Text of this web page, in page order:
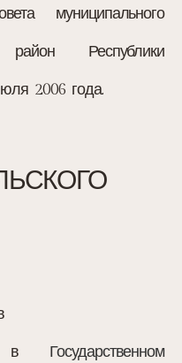
муниципального
район Республики
2006 года.
в Государственном